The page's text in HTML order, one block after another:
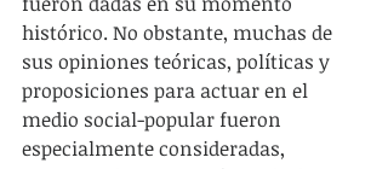
histórico. No obstante, muchas de
sus opiniones teóricas, políticas y
proposiciones para actuar en el
medio social-popular fueron
especialmente consideradas,